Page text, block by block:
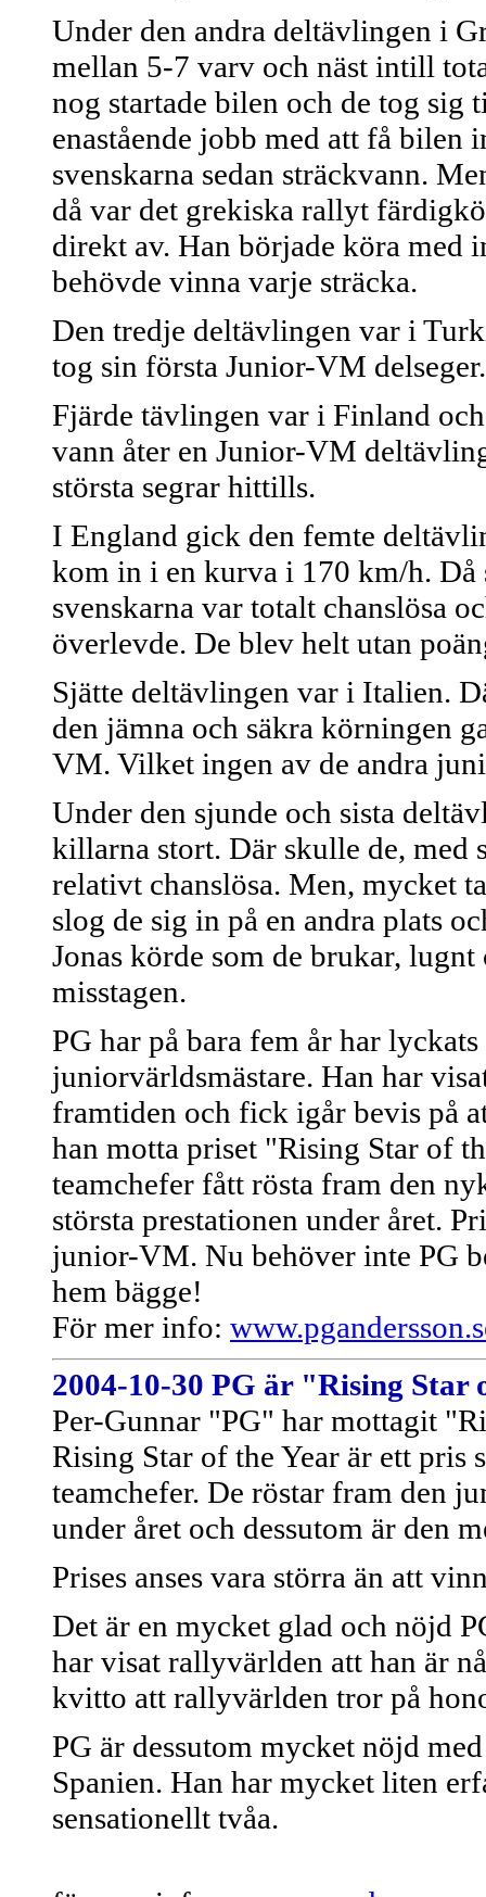
Under den andra deltävlingen i
mellan 5-7 varv och näst intill
nog startade bilen och de tog
enastående jobb med att få bilen
svenskarna sedan sträckvann.
då var det grekiska rallyt
direkt av. Han började köra med
behövde vinna varje sträcka.
Den tredje deltävlingen var i
tog sin första Junior-VM delseger.
Fjärde tävlingen var i Finland
vann åter en Junior-VM
största segrar hittills.
I England gick den femte
kom in i en kurva i 170 km/h. Då
svenskarna var totalt chanslösa
överlevde. De blev helt utan
Sjätte deltävlingen var i Italien.
den jämna och säkra körningen
VM. Vilket ingen av de andra
Under den sjunde och sista
killarna stort. Där skulle de, med
relativt chanslösa. Men, mycket
slog de sig in på en andra plats
Jonas körde som de brukar,
misstagen.
PG har på bara fem år har
juniorvärldsmästare. Han har
framtiden och fick igår bevis på
han motta priset "Rising Star of
teamchefer fått rösta fram den
största prestationen under året.
junior-VM. Nu behöver inte PG
hem bägge!
För mer info:
2004-10-30 PG är "Rising Star
Per-Gunnar "PG" har mottagit
Rising Star of the Year är ett pris
teamchefer. De röstar fram den
under året och dessutom är den
Prises anses vara störra än att
Det är en mycket glad och nöjd
har visat rallyvärlden att han är
kvitto att rallyvärlden tror på
PG är dessutom mycket nöjd
Spanien. Han har mycket liten
sensationellt tvåa.